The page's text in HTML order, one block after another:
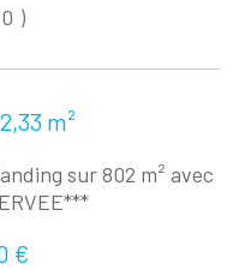
m²
sur 802 m² avec
€